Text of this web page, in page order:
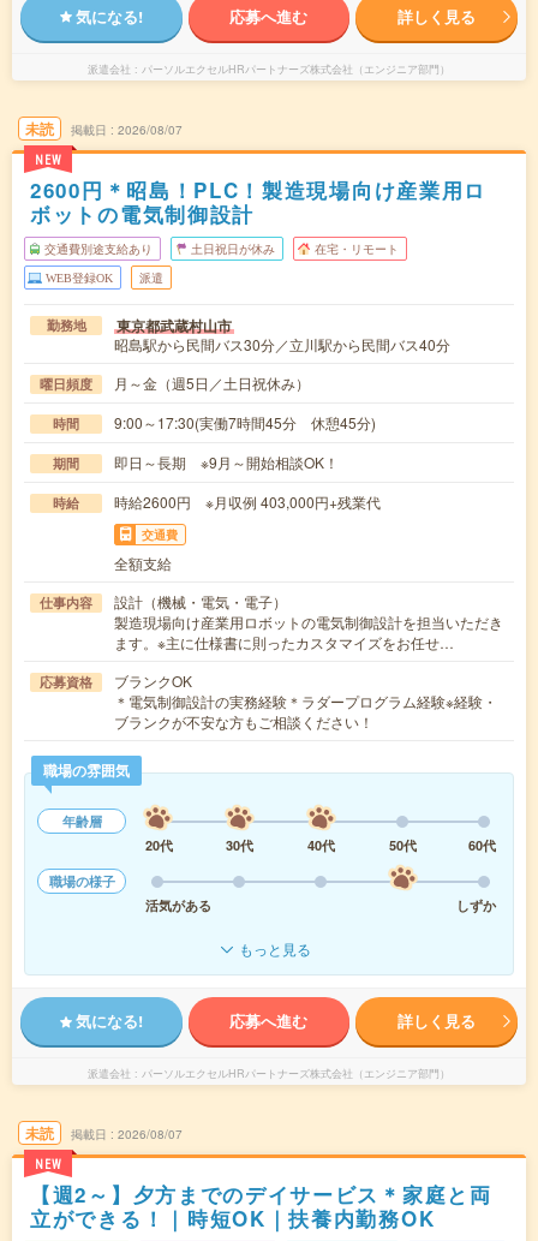
気になる! 応募へ進む 詳しく見る
派遣会社 パーソルエクセルHRパートナーズ株式会社（エンジニア部門）
未読
NEW
掲載日 2026/08/07
2600円＊昭島！PLC！製造現場向け産業用ロ
ボットの電気制御設計
交通費別途支給あり 土日祝日が休み 在宅・リモート
WEB登録OK 派遣
勤務地 東京都武蔵村山市
昭島駅から民間バス30分／立川駅から民間バス40分
曜日頻度 月～金（週5日／土日祝休み）
時間 9:00～17:30(実働7時間45分 休憩45分)
期間 即日～長期 ※9月～開始相談OK！
時給 時給2600円 ※月収例 403,000円+残業代
交通費
全額支給
仕事内容
設計（機械・電気・電子）
製造現場向け産業用ロボットの電気制御設計を担当いただき
ます。※主に仕様書に則ったカスタマイズをお任せ…
応募資格
ブランクOK
＊電気制御設計の実務経験＊ラダープログラム経験※経験・
ブランクが不安な方もご相談ください！
職場の雰囲気
年齢層
20代
30代 40代 50代
60代
職場の様子
活気がある
しずか
もっと見る
気になる! 応募へ進む 詳しく見る
派遣会社 パーソルエクセルHRパートナーズ株式会社（エンジニア部門）
未読
NEW
掲載日 2026/08/07
【週2～】夕方までのデイサービス＊家庭と両
立ができる！｜時短OK｜扶養内勤務OK